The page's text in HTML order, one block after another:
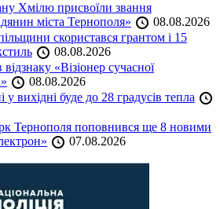
Хмілю присвоїли звання
міста Тернополя»
08.08.2026
скористався грантом і 15
08.08.2026
«Візіонер сучасної
08.08.2026
вихідні буде до 28 градусів тепла
Тернополя поповнився ще 8 новими
07.08.2026